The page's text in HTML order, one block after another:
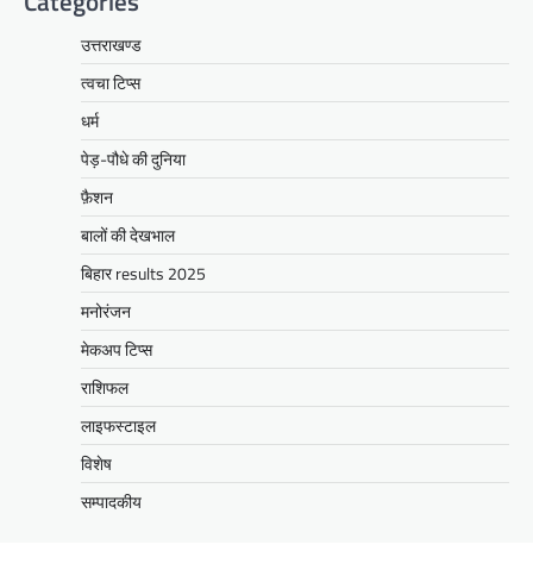
उत्तराखण्ड
त्वचा टिप्स
धर्म
पेड़-पौधे की दुनिया
फ़ैशन
बालों की देखभाल
बिहार results 2025
मनोरंजन
मेकअप टिप्स
राशिफल
लाइफस्टाइल
विशेष
सम्पादकीय